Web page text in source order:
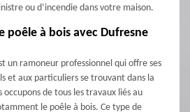
ou d’incendie dans votre maison.
poêle à bois avec Dufresne
un ramoneur professionnel qui offre ses
et aux particuliers se trouvant dans la
occupons de tous les travaux liés au
le poêle à bois. Ce type de